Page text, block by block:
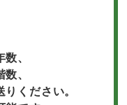
、
、
ください。